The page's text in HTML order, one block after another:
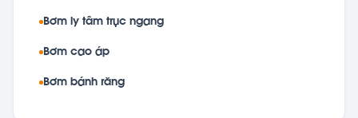
Bơm ly tâm trục ngang
Bơm cao áp
Bơm bánh răng